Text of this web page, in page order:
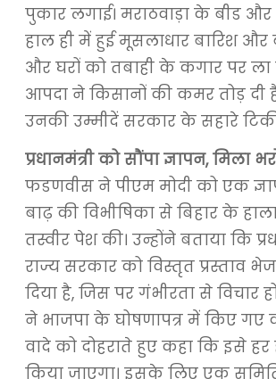
पुकार लगाई। मराठवाड़ा के बीड
हाल ही में हुई मूसलाधार बारिश
और घरों को तबाही के कगार पर ला
आपदा ने किसानों की कमर तोड़ दी
उनकी उम्मीदें सरकार के सहारे
प्रधानमंत्री को सौंपा ज्ञापन, मिला
फडणवीस ने पीएम मोदी को एक
बाढ़ की विभीषिका से बिहार के
तस्वीर पेश की। उन्होंने बताया कि
राज्य सरकार को विस्तृत प्रस्ताव
दिया है, जिस पर गंभीरता से विचार
ने भाजपा के घोषणापत्र में किए गए
वादे को दोहराते हुए कहा कि इसे हर
किया जाएगा। इसके लिए एक